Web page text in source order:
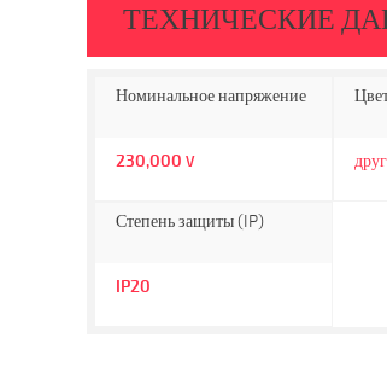
ТЕХНИЧЕСКИЕ
Номинальное напряжение
230,000 V
Степень защиты (IP)
IP20